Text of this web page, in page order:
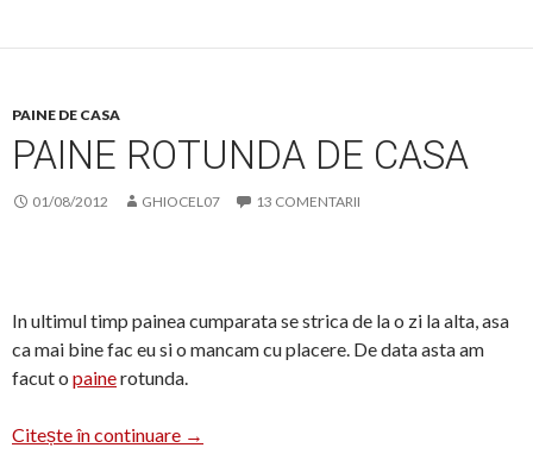
PAINE DE CASA
PAINE ROTUNDA DE CASA
01/08/2012 GHIOCEL07 13 COMENTARII
In ultimul timp painea cumparata se strica de la o zi la alta, asa
ca mai bine fac eu si o mancam cu placere. De data asta am
facut o painerotunda.
Citește în continuare Paine rotunda de casa
→